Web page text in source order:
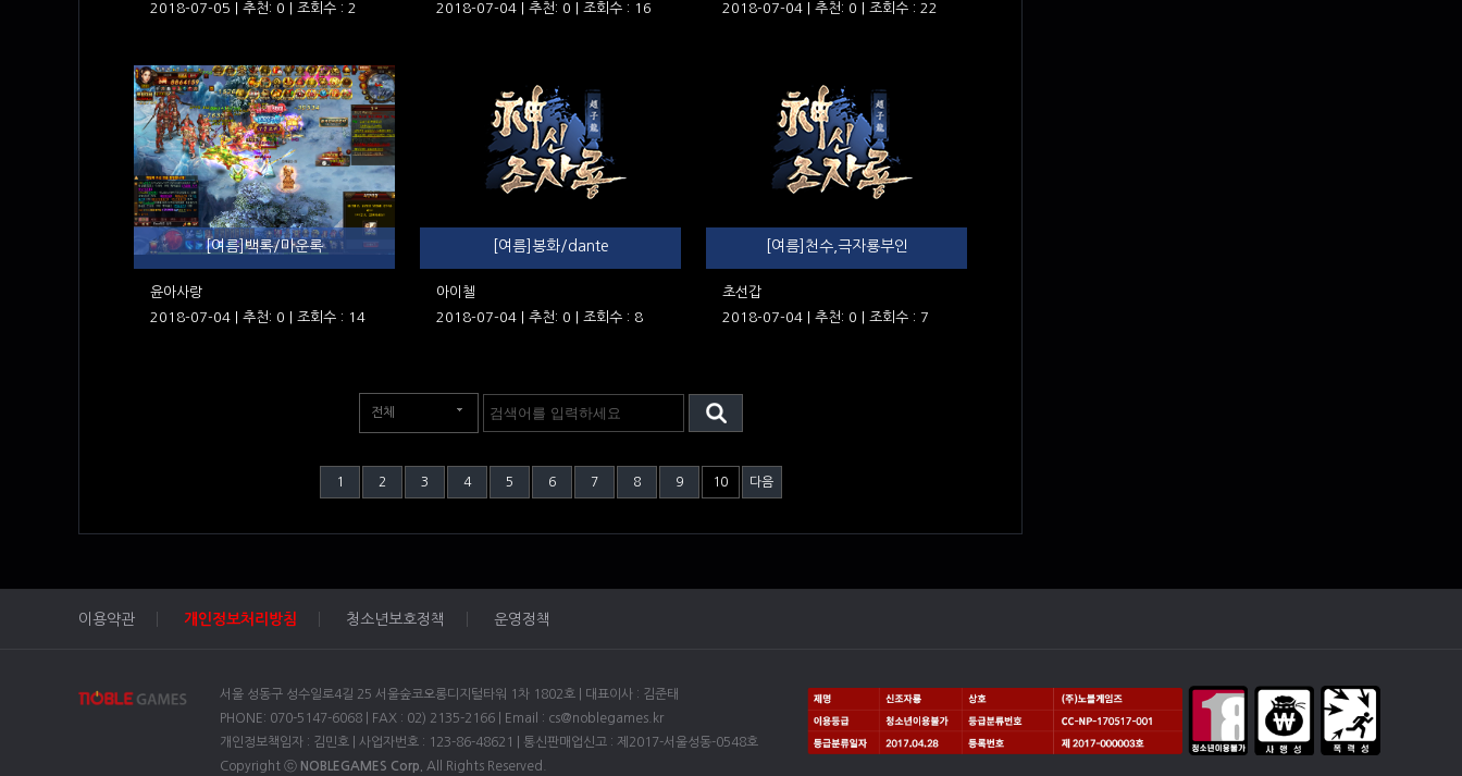
2018-07-05 | 추천: 0 | 조회수 : 2
2018-07-04 | 추천: 0 | 조회수 : 16
2018-07-04 | 추천: 0 | 조회수 : 22
[여름]백록/마운록
윤아사랑
2018-07-04 | 추천: 0 | 조회수 : 14
[여름]봉화/dante
아이첼
2018-07-04 | 추천: 0 | 조회수 : 8
[여름]천수,극자룡부인
초선갑
2018-07-04 | 추천: 0 | 조회수 : 7
전체
1 2 3 4 5 6 7 8 9 10 다음
이용약관 개인정보처리방침 청소년보호정책 운영정책
서울 성동구 성수일로4길 25 서울숲코오롱디지털타워 1차 1802호 | 대표이사 : 김준태
PHONE: 070-5147-6068 | FAX : 02) 2135-2166 | Email : cs@noblegames.kr
개인정보책임자 : 김민호 | 사업자번호 : 123-86-48621 | 통신판매업신고 : 제2017-서울성동-0548호
Copyright ⓒ NOBLEGAMES Corp. All Rights Reserved.